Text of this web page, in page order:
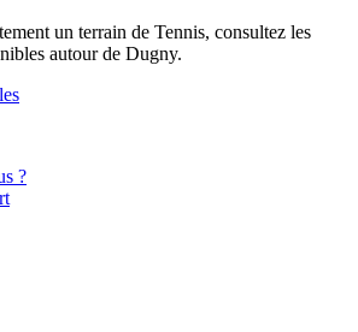
un terrain de Tennis, consultez les
autour de Dugny.
?